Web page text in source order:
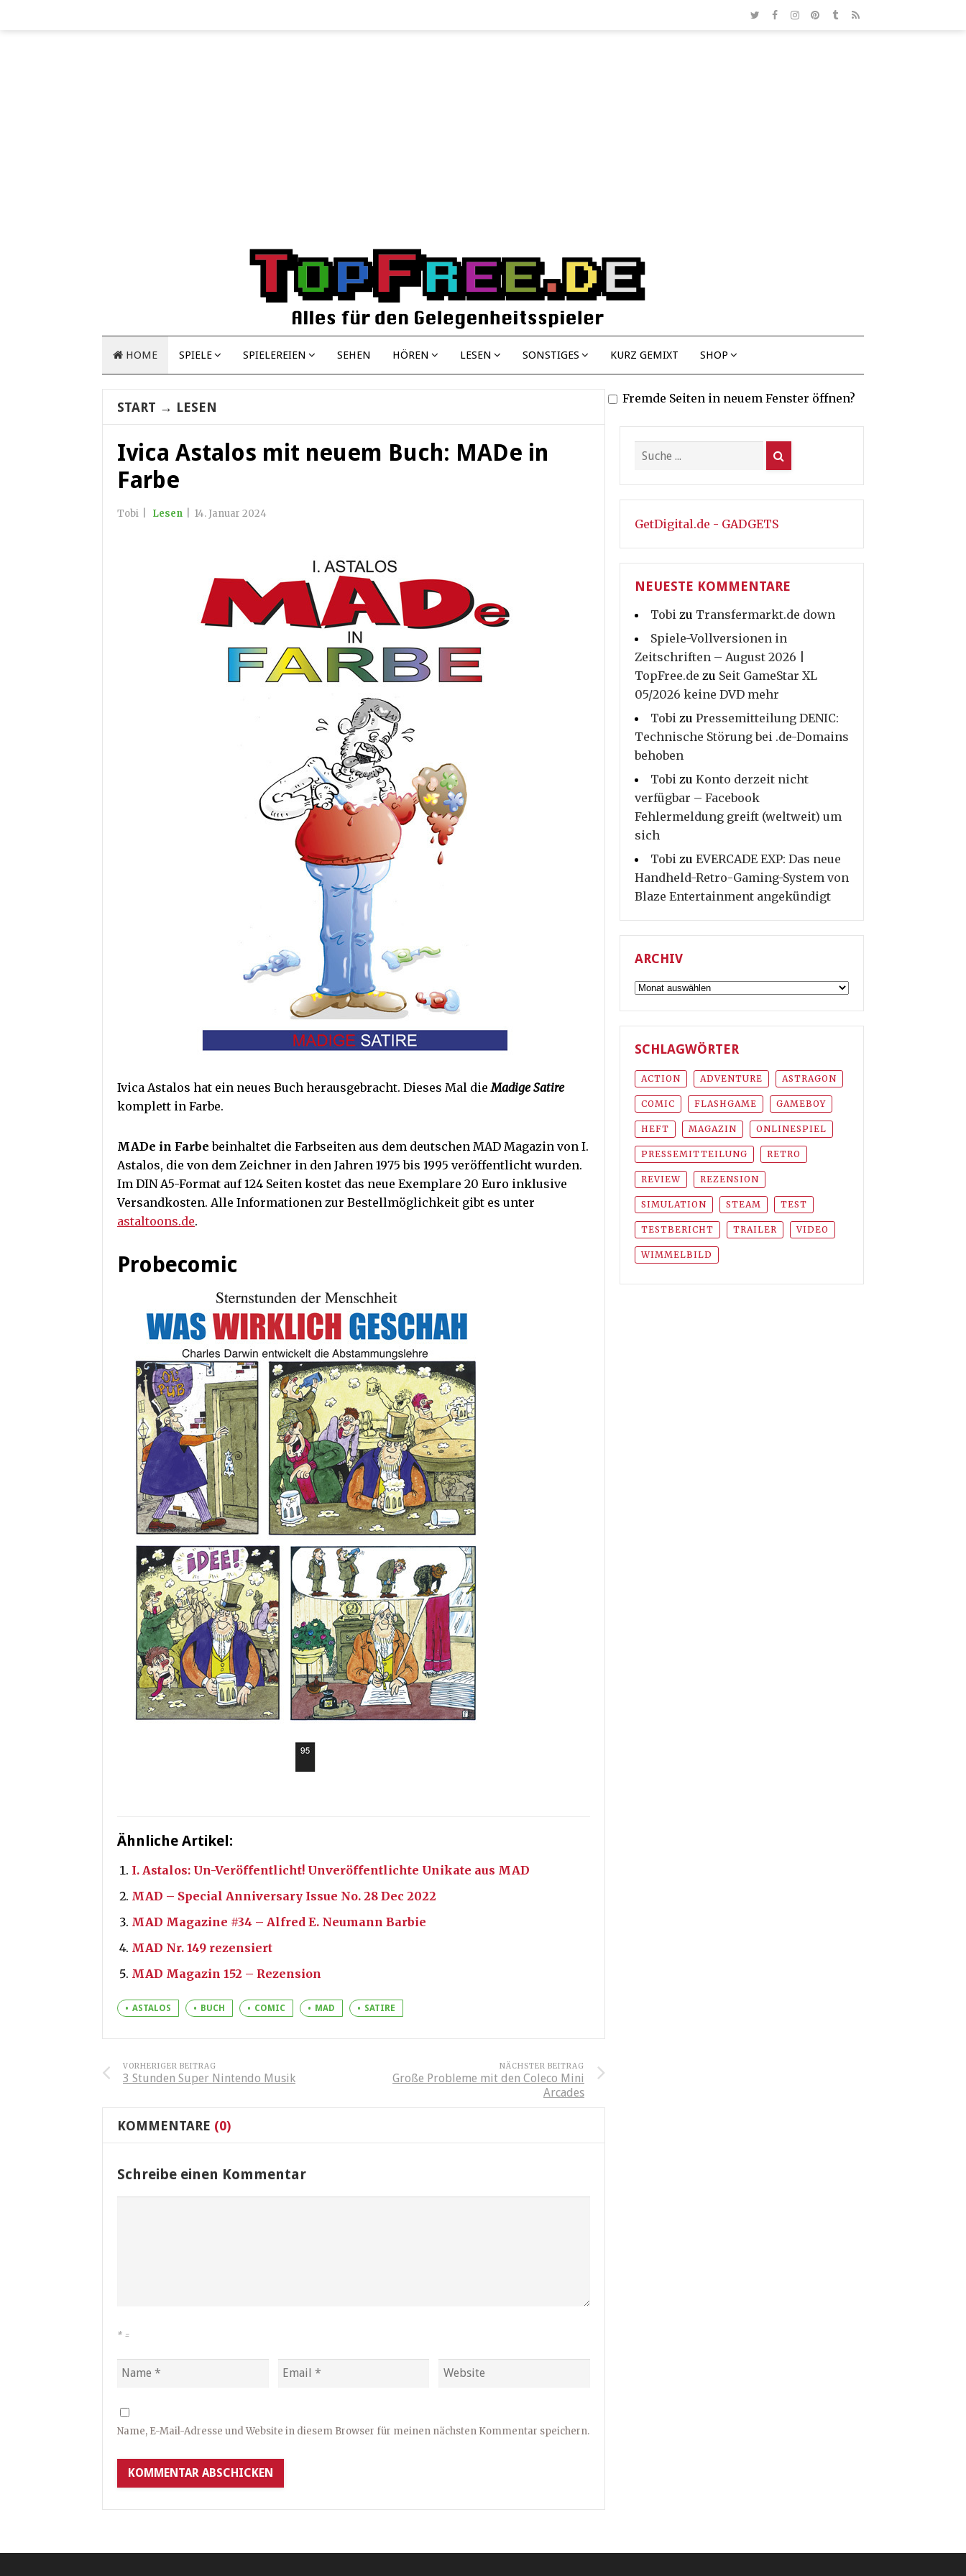
HOME SPIELE SPIELEREIEN SEHEN HÖREN LESEN SONSTIGES KURZ GEMIXT SHOP
START → LESEN
Ivica Astalos mit neuem Buch: MADe in
Farbe
Tobi Lesen 14. Januar 2024
Ivica Astalos hat ein neues Buch herausgebracht. Dieses Mal dieMadige Satire
komplett in Farbe.
MADe in Farbe beinhaltet die Farbseiten aus dem deutschen MAD Magazin von I.
Astalos, die von dem Zeichner in den Jahren 1975 bis 1995 veröffentlicht wurden.
Im DIN A5-Format auf 124 Seiten kostet das neue Exemplare 20 Euro inklusive
Versandkosten. Alle Informationen zur Bestellmöglichkeit gibt es unter
astaltoons.de.
Probecomic
Ähnliche Artikel:
I. Astalos: Un-Veröffentlicht! Unveröffentlichte Unikate aus MAD
MAD – Special Anniversary Issue No. 28 Dec 2022
MAD Magazine #34 – Alfred E. Neumann Barbie
MAD Nr. 149 rezensiert
MAD Magazin 152 – Rezension
ASTALOS BUCH COMIC MAD SATIRE
VORHERIGER BEITRAG
3 Stunden Super Nintendo Musik
NÄCHSTER BEITRAG
Große Probleme mit den Coleco Mini
Arcades
KOMMENTARE (0)
Schreibe einen Kommentar
* =
Name, E-Mail-Adresse und Website in diesem Browser für meinen nächsten Kommentar speichern.
Fremde Seiten in neuem Fenster öffnen?
GetDigital.de - GADGETS
NEUESTE KOMMENTARE
Tobi zu Transfermarkt.de down
Spiele-Vollversionen in
Zeitschriften – August 2026 |
TopFree.de zu Seit GameStar XL
05/2026 keine DVD mehr
Tobi zu Pressemitteilung DENIC:
Technische Störung bei .de-Domains
behoben
Tobi zu Konto derzeit nicht
verfügbar – Facebook
Fehlermeldung greift (weltweit) um
sich
Tobi zu EVERCADE EXP: Das neue
Handheld-Retro-Gaming-System von
Blaze Entertainment angekündigt
ARCHIV
Archiv
SCHLAGWÖRTER
ACTION ADVENTURE ASTRAGON
COMIC FLASHGAME GAMEBOY
HEFT MAGAZIN ONLINESPIEL
PRESSEMITTEILUNG RETRO
REVIEW REZENSION
SIMULATION STEAM TEST
TESTBERICHT TRAILER VIDEO
WIMMELBILD